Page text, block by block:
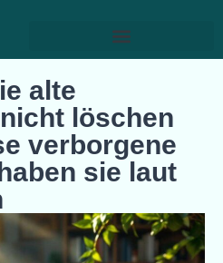
alte
löschen
verborgene
sie laut